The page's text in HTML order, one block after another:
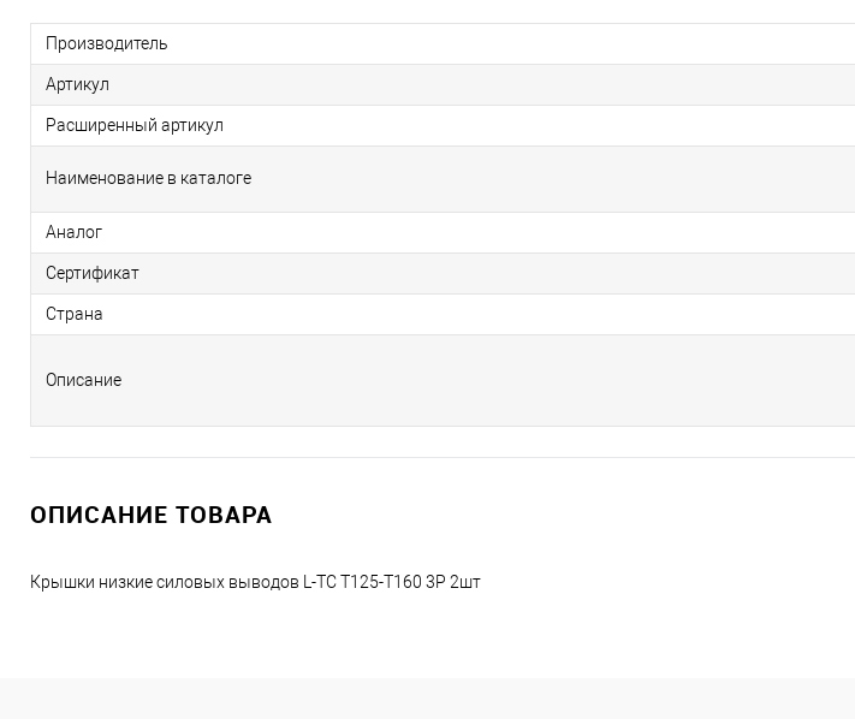
Производитель
Артикул
Расширенный артикул
Наименование в каталоге
Аналог
Сертификат
Страна
Описание
ОПИСАНИЕ ТОВАРА
Крышки низкие силовых выводов L-TC T125-T160 3P 2шт